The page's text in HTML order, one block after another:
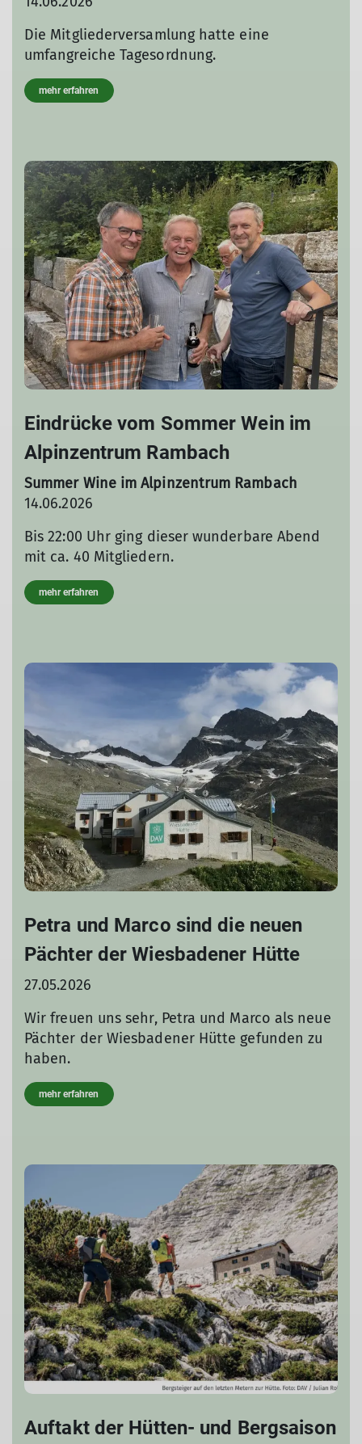
Die Mitgliederversamlung hatte eine
umfangreiche Tagesordnung.
mehr erfahren
Eindrücke vom Sommer Wein im
Alpinzentrum Rambach
Summer Wine im Alpinzentrum Rambach
14.06.2026
Bis 22:00 Uhr ging dieser wunderbare Abend
mit ca. 40 Mitgliedern.
mehr erfahren
Petra und Marco sind die neuen
Pächter der Wiesbadener Hütte
27.05.2026
Wir freuen uns sehr, Petra und Marco als neue
Pächter der Wiesbadener Hütte gefunden zu
haben.
mehr erfahren
Auftakt der Hütten- und Bergsaison